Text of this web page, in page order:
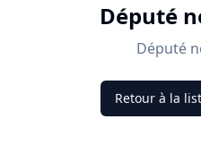
Député
Député
Retour à la